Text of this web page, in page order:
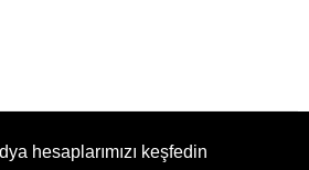
hesaplarımızı keşfedin